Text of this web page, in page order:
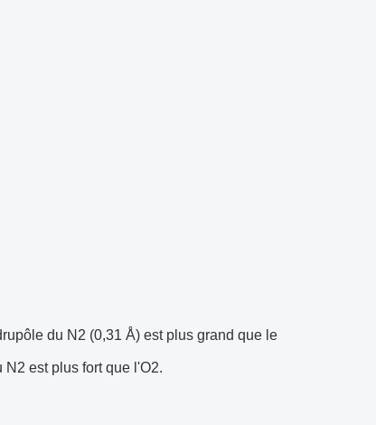
du N2 (0,31 Å) est plus grand que le
est plus fort que l'O2.